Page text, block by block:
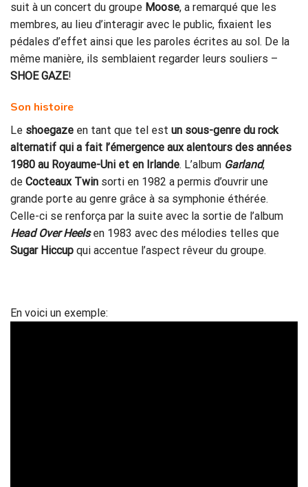
suit à un concert du groupe Moose, a remarqué que les
membres, au lieu d’interagir avec le public, fixaient les
pédales d’effet ainsi que les paroles écrites au sol. De la
même manière, ils semblaient regarder leurs souliers –
SHOE GAZE!
Son histoire
Le shoegaze en tant que tel est un sous-genre du rock
alternatif qui a fait l’émergence aux alentours des années
1980 au Royaume-Uni et en Irlande. L’album Garland,
de Cocteaux Twin sorti en 1982 a permis d’ouvrir une
grande porte au genre grâce à sa symphonie éthérée.
Celle-ci se renforça par la suite avec la sortie de l’album
Head Over Heelsen 1983 avec des mélodies telles que
Sugar Hiccup qui accentue l’aspect rêveur du groupe.
En voici un exemple: